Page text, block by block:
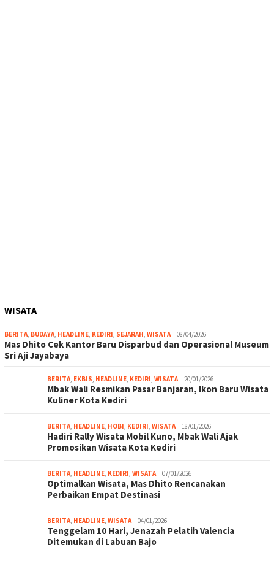
WISATA
BERITA, BUDAYA, HEADLINE, KEDIRI, SEJARAH, WISATA 08/04/2026
Mas Dhito Cek Kantor Baru Disparbud dan Operasional Museum
Sri Aji Jayabaya
BERITA, EKBIS, HEADLINE, KEDIRI, WISATA 20/01/2026
Mbak Wali Resmikan Pasar Banjaran, Ikon Baru Wisata
Kuliner Kota Kediri
BERITA, HEADLINE, HOBI, KEDIRI, WISATA 18/01/2026
Hadiri Rally Wisata Mobil Kuno, Mbak Wali Ajak
Promosikan Wisata Kota Kediri
BERITA, HEADLINE, KEDIRI, WISATA 07/01/2026
Optimalkan Wisata, Mas Dhito Rencanakan
Perbaikan Empat Destinasi
BERITA, HEADLINE, WISATA 04/01/2026
Tenggelam 10 Hari, Jenazah Pelatih Valencia
Ditemukan di Labuan Bajo